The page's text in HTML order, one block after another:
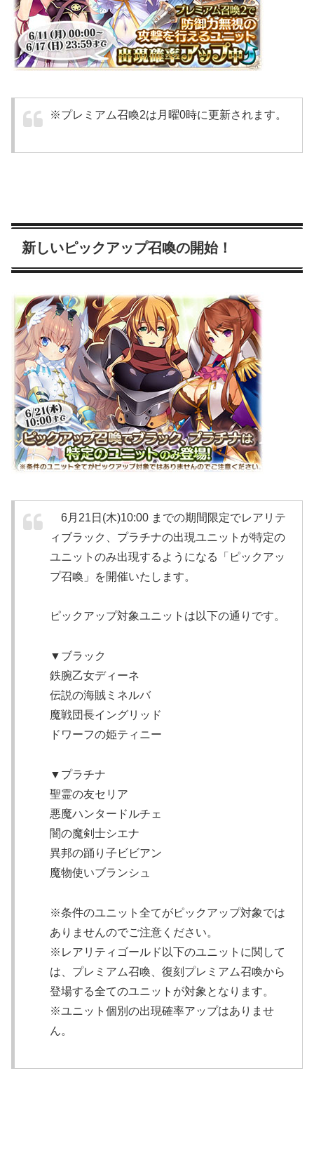
※プレミアム召喚2は月曜0時に更新されます。
新しいピックアップ召喚の開始！
6月21日(木)10:00 までの期間限定でレアリテ
ィブラック、プラチナの出現ユニットが特定の
ユニットのみ出現するようになる「ピックアッ
プ召喚」を開催いたします。
ピックアップ対象ユニットは以下の通りです。
▼ブラック
鉄腕乙女ディーネ
伝説の海賊ミネルバ
魔戦団長イングリッド
ドワーフの姫ティニー
▼プラチナ
聖霊の友セリア
悪魔ハンタードルチェ
闇の魔剣士シエナ
異邦の踊り子ビビアン
魔物使いブランシュ
※条件のユニット全てがピックアップ対象では
ありませんのでご注意ください。
※レアリティゴールド以下のユニットに関して
は、プレミアム召喚、復刻プレミアム召喚から
登場する全てのユニットが対象となります。
※ユニット個別の出現確率アップはありませ
ん。